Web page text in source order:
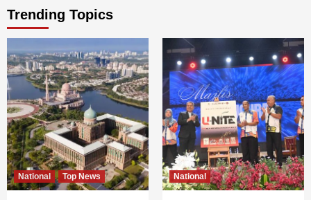
Trending Topics
National Top News National